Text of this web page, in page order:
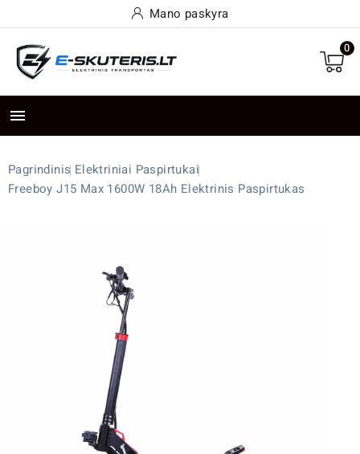
Mano paskyra
0

Pagrindinis Elektriniai Paspirtukai
Freeboy J15 Max 1600W 18Ah Elektrinis Paspirtukas